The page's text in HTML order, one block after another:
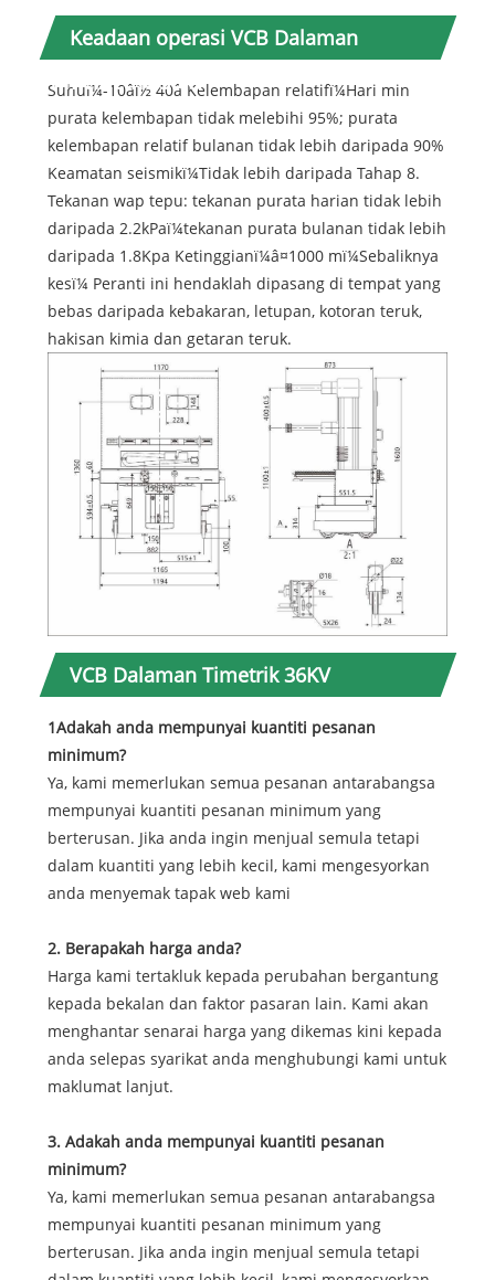
Keadaan operasi VCB Dalaman
Timemetric 36KV
Suhuï¼-10âï½ 40â Kelembapan relatifï¼Hari min
purata kelembapan tidak melebihi 95%; purata
kelembapan relatif bulanan tidak lebih daripada 90%
Keamatan seismikï¼Tidak lebih daripada Tahap 8.
Tekanan wap tepu: tekanan purata harian tidak lebih
daripada 2.2kPaï¼tekanan purata bulanan tidak lebih
daripada 1.8Kpa Ketinggianï¼â¤1000 mï¼Sebaliknya
kesï¼ Peranti ini hendaklah dipasang di tempat yang
bebas daripada kebakaran, letupan, kotoran teruk,
hakisan kimia dan getaran teruk.
VCB Dalaman Timetrik 36KV
1Adakah anda mempunyai kuantiti pesanan
minimum?
Ya, kami memerlukan semua pesanan antarabangsa
mempunyai kuantiti pesanan minimum yang
berterusan. Jika anda ingin menjual semula tetapi
dalam kuantiti yang lebih kecil, kami mengesyorkan
anda menyemak tapak web kami
2. Berapakah harga anda?
Harga kami tertakluk kepada perubahan bergantung
kepada bekalan dan faktor pasaran lain. Kami akan
menghantar senarai harga yang dikemas kini kepada
anda selepas syarikat anda menghubungi kami untuk
maklumat lanjut.
3. Adakah anda mempunyai kuantiti pesanan
minimum?
Ya, kami memerlukan semua pesanan antarabangsa
mempunyai kuantiti pesanan minimum yang
berterusan. Jika anda ingin menjual semula tetapi